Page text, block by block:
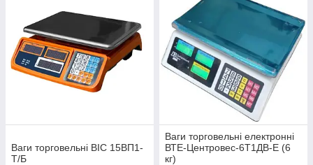
Ваги торговельні ВІС 15ВП1-
Т/Б
Ваги торговельні електронні
ВТЕ-Центровес-6Т1ДВ-Е (6
кг)